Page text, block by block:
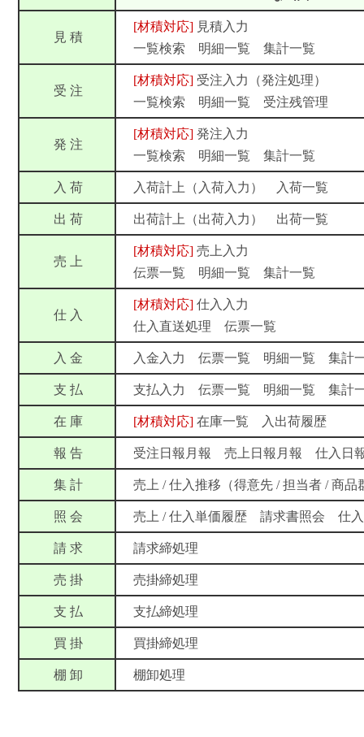
見 積
[材積対応] 見積入力
一覧検索 明細一覧 集計一覧
受 注
[材積対応] 受注入力（発注処理）
一覧検索 明細一覧 受注残管理
発 注
[材積対応] 発注入力
一覧検索 明細一覧 集計一覧
入 荷 入荷計上（入荷入力） 入荷一覧
出 荷 出荷計上（出荷入力） 出荷一覧
売 上
[材積対応] 売上入力
伝票一覧 明細一覧 集計一覧
仕 入
[材積対応] 仕入入力
仕入直送処理 伝票一覧
入 金 入金入力 伝票一覧 明細一覧 集計
支 払 支払入力 伝票一覧 明細一覧 集計
在 庫 [材積対応] 在庫一覧 入出荷履歴
報 告 受注日報月報 売上日報月報 仕入日
集 計 売上 / 仕入推移（得意先 / 担当者 /
照 会 売上 / 仕入単価履歴 請求書照会 仕
請 求 請求締処理
売 掛 売掛締処理
支 払 支払締処理
買 掛 買掛締処理
棚 卸 棚卸処理